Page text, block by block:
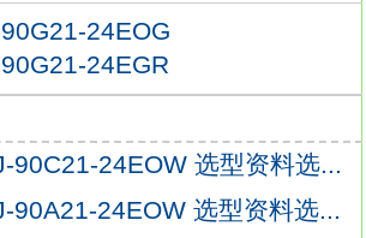
φ25的面板开孔中（使用适
拆卸单元
装,提高了布线效率。
触功能。
24EOG
24EGR
90C21-24EOW 选型资料选...
90A21-24EOW 选型资料选...